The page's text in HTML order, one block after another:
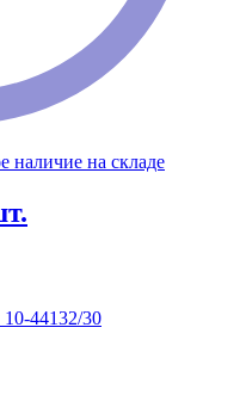
наличие на складе
44132/30